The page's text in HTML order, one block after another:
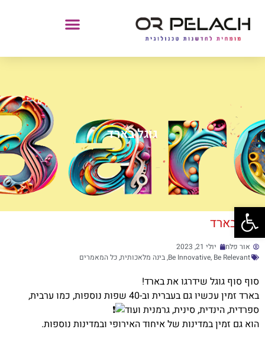
פתח סרגל נגישות
גוגל בארד
גוגל בארד
אור פלח
יולי 21, 2023
Be Innovative, Be Relevant
,בינה מלאכותית,כל המאמרים
סוף סוף גוגל שידרגו את בארד!
בארד זמין עכשיו גם בעברית וב-40 שפות נוספות, כמו ערבית,
ספרדית, הינדית, סינית, גרמנית ועוד
הוא גם זמין במדינות של איחוד האירופי ובמדינות נוספות.